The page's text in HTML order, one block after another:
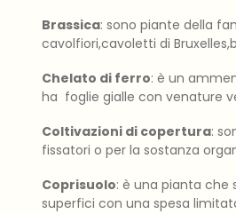
Brassica: sono piante della
cavolfiori,cavoletti di
Chelato di ferro: è un
ha foglie gialle con venature
Coltivazioni di copertura:
fissatori o per la sostanza
Coprisuolo: è una pianta che
superfici con una spesa